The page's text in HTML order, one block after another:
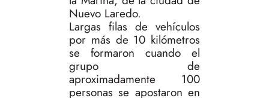
Nuevo Laredo.
Largas filas de vehículos
por más de 10 kilómetros
se formaron cuando el
grupo de
aproximadamente 100
personas se apostaron en